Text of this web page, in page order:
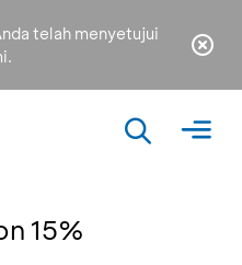
telah menyetujui
15%